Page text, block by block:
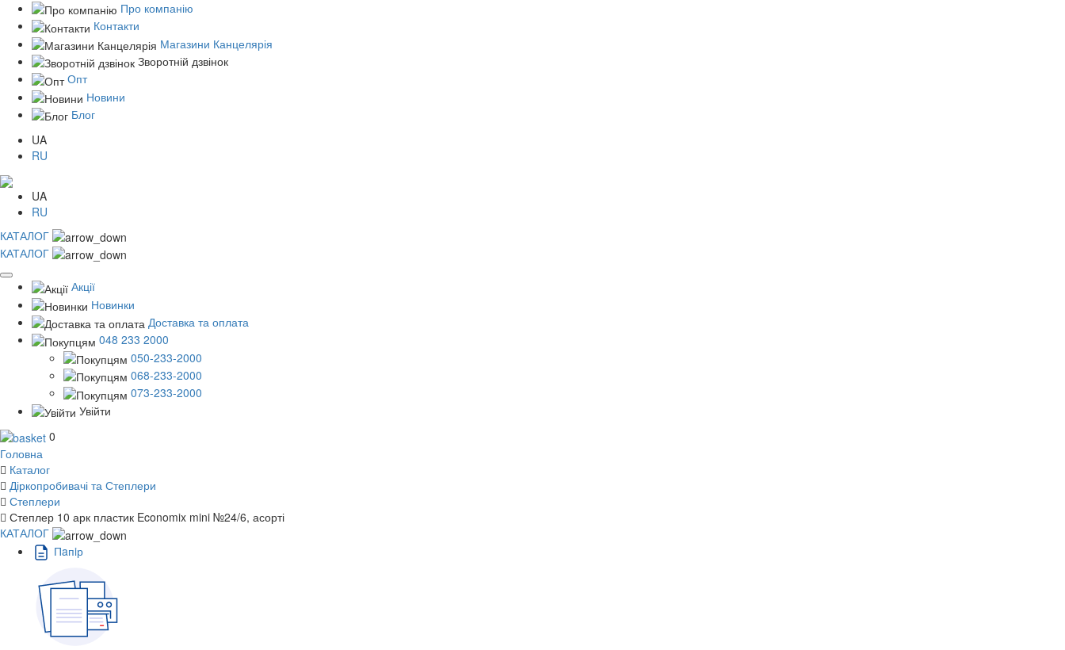
Про компанію
Контакти
Магазини Канцелярія
Зворотній дзвінок
Опт
Новини
Блог
UA
RU
UA
RU
КАТАЛОГ
КАТАЛОГ
Акції
Новинки
Доставка та оплата
048 233 2000
050-233-2000
068-233-2000
073-233-2000
Увійти
0
Головна
Каталог
Діркопробивачі та Степлери
Степлери
Степлер 10 арк пластик Economix mini №24/6, асорті
КАТАЛОГ
Пaпiр